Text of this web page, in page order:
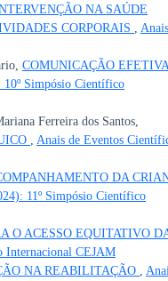
NA SAÚDE
CORPORAIS
COMUNICAÇÃO
Simpósio Científico
Ferreira dos Santos,
Anais de Eventos
DA
11º Simpósio Científico
O ACESSO EQUITATIVO
Internacional CEJAM
NA REABILITAÇÃO